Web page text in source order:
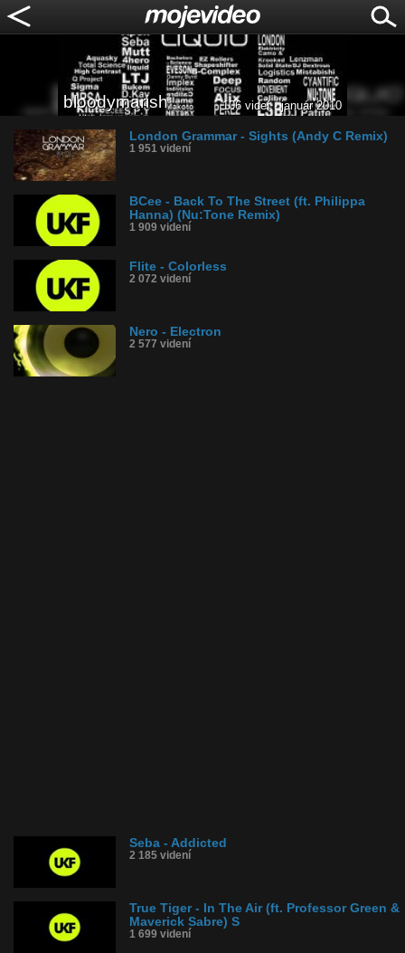
bloodymarish 106 videí · január 2010
London Grammar - Sights (Andy C Remix)
1 951 videní
BCee - Back To The Street (ft. Philippa
Hanna) (Nu:Tone Remix)
1 909 videní
Flite - Colorless
2 072 videní
Nero - Electron
2 577 videní
Seba - Addicted
2 185 videní
True Tiger - In The Air (ft. Professor Green &
Maverick Sabre) S
1 699 videní